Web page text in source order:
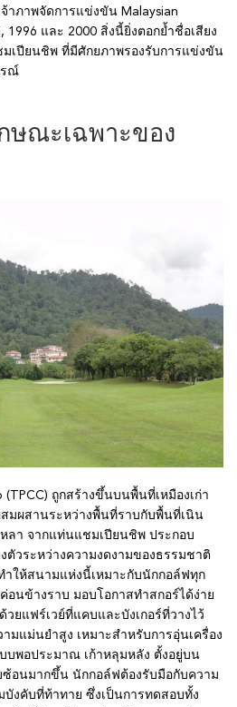
าภาพจัดการแข่งขัน Malaysian
1996 และ 2000 สิ่งนี้ยิ่งตอกย้ำชื่อเสียง
เปียนชิพ ที่มีศักยภาพรองรับการแข่งขัน
รณ์
ษณะเฉพาะของ
(TPCC) ถูกสร้างขึ้นบนพื้นที่เหมืองเก่า
มผสานระหว่างพื้นที่ราบกับพื้นที่เนิน
ลา จากแท่นแชมเปียนชิพ ประกอบ
ตัวระหว่างความงดงามของธรรมชาติ
ำให้สนามแห่งนี้เหมาะกับนักกอล์ฟทุก
นข้างราบ มอบโอกาสทำสกอร์ได้ง่าย
ยแฟร์เวย์ที่แคบและบังเกอร์ที่วางไว้
มแม่นยำสูง เหมาะสำหรับการอุ่นเครื่อง
บพอประมาณ เก้าหลุมหลัง ตั้งอยู่บน
อนมากขึ้น นักกอล์ฟต้องรับมือกับความ
บังคับที่ท้าทาย ซึ่งเป็นการทดสอบทั้ง